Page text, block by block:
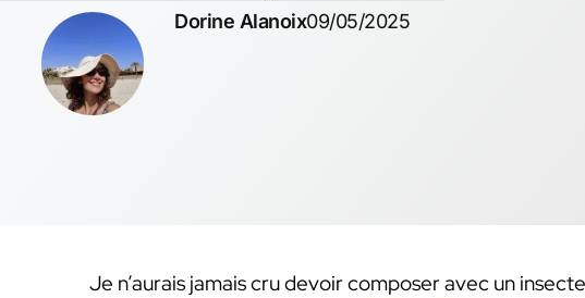
Dorine Alanoix09/05/2025
Je n’aurais jamais cru devoir composer avec un